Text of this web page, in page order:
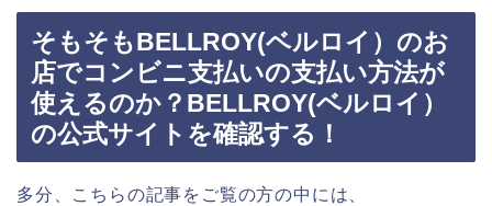
そもそもBELLROY(ベルロイ）のお
店でコンビニ支払いの支払い方法が
使えるのか？BELLROY(ベルロイ）
の公式サイトを確認する！
多分、こちらの記事をご覧の方の中には、